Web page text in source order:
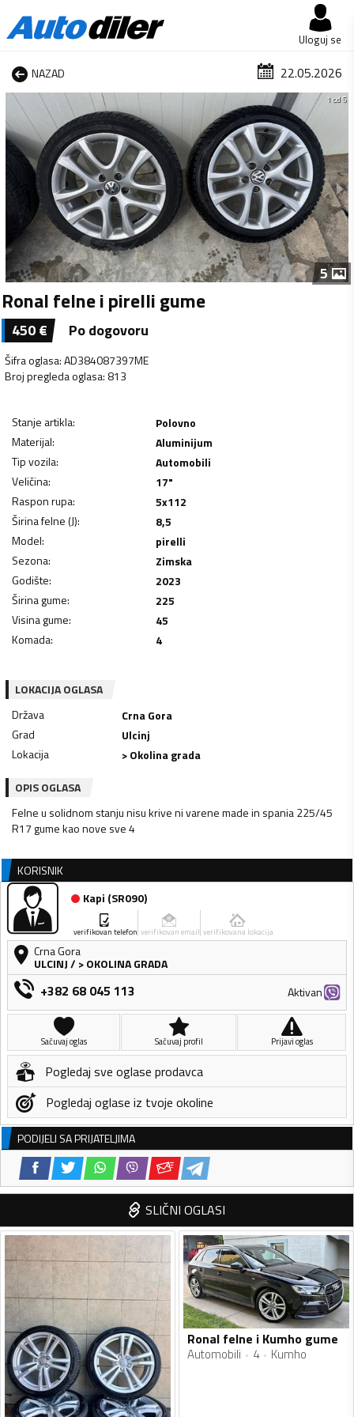
Uloguj se
NAZAD 22.05.2026
1 od 5
5
Ronal felne i pirelli gume
450€ Po dogovoru
Šifra oglasa:AD384087397ME
Broj pregleda oglasa: 813
Stanje artikla:
Polovno
Materijal:
Aluminijum
Tip vozila:
Automobili
Veličina:
17"
Raspon rupa:
5x112
Širina felne (J):
8,5
Model:
pirelli
Sezona:
Zimska
Godište:
2023
Širina gume:
225
Visina gume:
45
Komada: 4
LOKACIJA OGLASA
Država
Crna Gora
Grad
Ulcinj
Lokacija
> Okolina grada
OPIS OGLASA
Felne u solidnom stanju nisu krive ni varene made in spania 225/45
R17 gume kao nove sve 4
KORISNIK
Kapi (SR090)
verifikovan telefon verifikovan email verifikovana lokacija
Crna Gora
ULCINJ/ > OKOLINA GRADA
+382 68 045 113 Aktivan
Sačuvaj oglas Sačuvaj profil Prijavi oglas
Pogledaj sve oglase prodavca
Pogledaj oglase iz tvoje okoline
PODIJELI SA PRIJATELJIMA
SLIČNI OGLASI
Ronal felne i Kumho gume
Automobili 4 Kumho